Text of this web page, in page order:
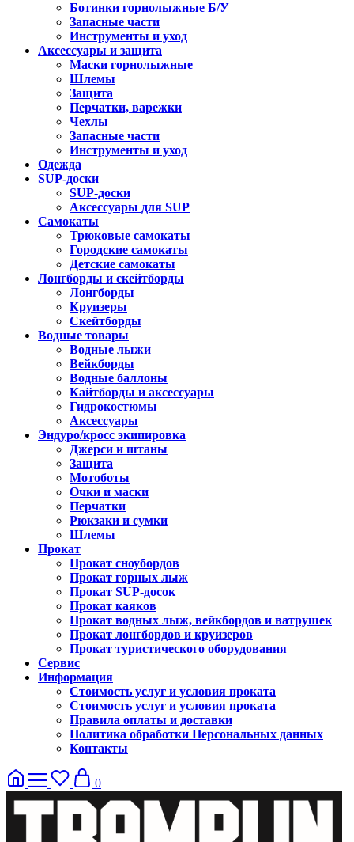
Ботинки горнолыжные Б/У
Запасные части
Инструменты и уход
Аксессуары и защита
Маски горнолыжные
Шлемы
Защита
Перчатки, варежки
Чехлы
Запасные части
Инструменты и уход
Одежда
SUP-доски
SUP-доски
Аксессуары для SUP
Самокаты
Трюковые самокаты
Городские самокаты
Детские самокаты
Лонгборды и скейтборды
Лонгборды
Круизеры
Скейтборды
Водные товары
Водные лыжи
Вейкборды
Водные баллоны
Кайтборды и аксессуары
Гидрокостюмы
Аксессуары
Эндуро/кросс экипировка
Джерси и штаны
Защита
Мотоботы
Очки и маски
Перчатки
Рюкзаки и сумки
Шлемы
Прокат
Прокат сноубордов
Прокат горных лыж
Прокат SUP-досок
Прокат каяков
Прокат водных лыж, вейкбордов и ватрушек
Прокат лонгбордов и круизеров
Прокат туристического оборудования
Сервис
Информация
Стоимость услуг и условия проката
Стоимость услуг и условия проката
Правила оплаты и доставки
Политика обработки Персональных данных
Контакты
0